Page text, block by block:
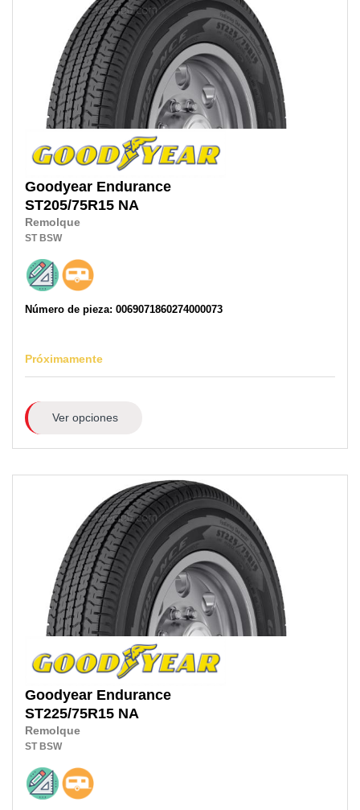
Goodyear Endurance
ST205/75R15 NA
Remolque
ST BSW
Número de pieza: 0069071860274000073
Próximamente
Ver opciones
Goodyear Endurance
ST225/75R15 NA
Remolque
ST BSW